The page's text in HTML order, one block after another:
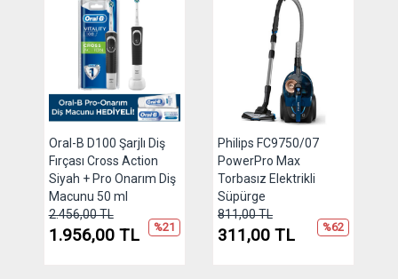
Oral-B D100 Şarjlı Diş
Fırçası Cross Action
Siyah + Pro Onarım Diş
Macunu 50 ml
2.456,00 TL
%21
1.956,00 TL
Philips FC9750/07
PowerPro Max
Torbasız Elektrikli
Süpürge
811,00 TL
%62
311,00 TL